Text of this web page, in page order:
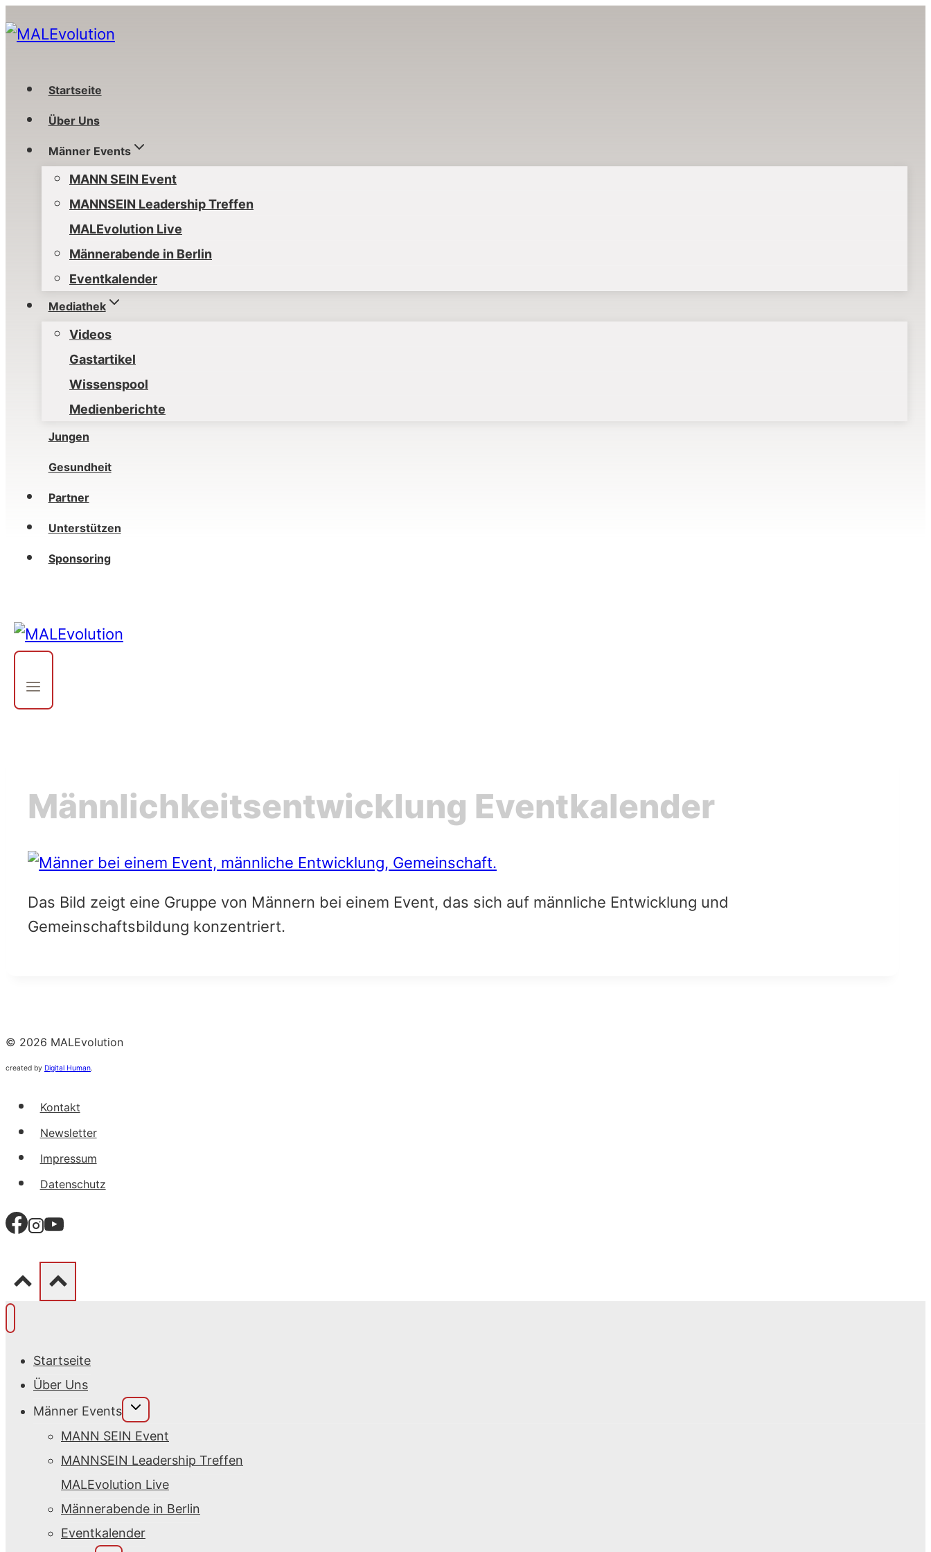
Inhalt
Startseite
Über Uns
Männer Events
MANN SEIN Event
MANNSEIN Leadership Treffen
MALEvolution Live
Männerabende in Berlin
Eventkalender
Mediathek
Videos
Gastartikel
Wissenspool
Medienberichte
Jungen
Gesundheit
Partner
Unterstützen
Sponsoring
Männlichkeitsentwicklung Eventkalender
Das Bild zeigt eine Gruppe von Männern bei einem Event, das sich auf männliche Entwicklung und
Gemeinschaftsbildung konzentriert.
© 2026 MALEvolution
created by Digital Human.
Kontakt
Newsletter
Impressum
Datenschutz
Startseite
Über Uns
Männer Events
Untermenü
umschalten
MANN SEIN Event
MANNSEIN Leadership Treffen
MALEvolution Live
Männerabende in Berlin
Eventkalender